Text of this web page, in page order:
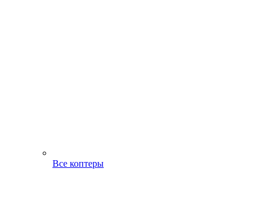
Все коптеры